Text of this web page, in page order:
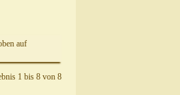
auf
1 bis 8 von 8